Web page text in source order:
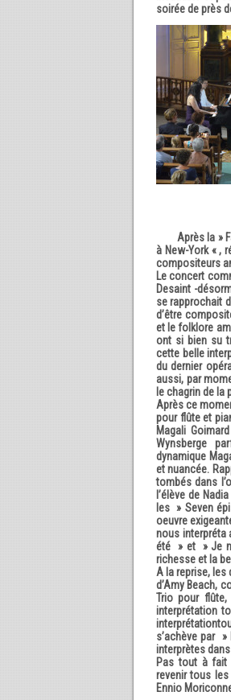
soirée de près
Après la »
à New-York « ,
compositeurs
Le concert
Desaint -
se rapprochait
d’être
et le folklore
ont si bien su
cette belle
du dernier
aussi, par
le chagrin de la
Après ce
pour flûte et
Magali
Wynsberge
dynamique
et nuancée.
tombés dans
l’élève de
les » Seven
oeuvre
nous interpréta
été » et » Je
richesse et la
A la reprise,
d’Amy Beach,
Trio pour
interprétation
s’achève par
interprètes
Pas tout à fait
revenir tous
Ennio